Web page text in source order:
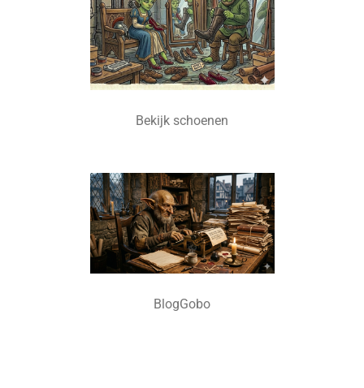
Bekijk schoenen
BlogGobo